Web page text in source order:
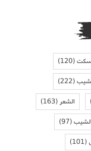
(120)
(222)
الشعر(163)
(97)
(101)